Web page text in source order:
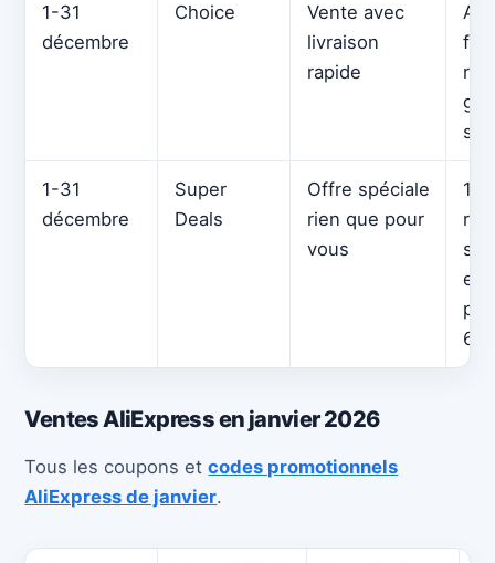
1-31
décembre
Choice
Vente avec
livraison
rapide
1-31
décembre
Super
Deals
Offre spéciale
rien que pour
vous
10
et
60
Ventes AliExpress en janvier 2026
Tous les coupons etcodes promotionnels
AliExpress de janvier.